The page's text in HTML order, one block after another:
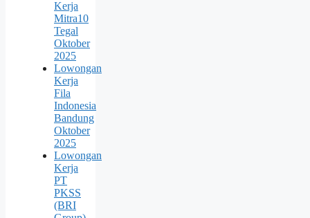
Kerja
Mitra10
Tegal
Oktober
2025
Lowongan
Kerja
Fila
Indonesia
Bandung
Oktober
2025
Lowongan
Kerja
PT
PKSS
(BRI